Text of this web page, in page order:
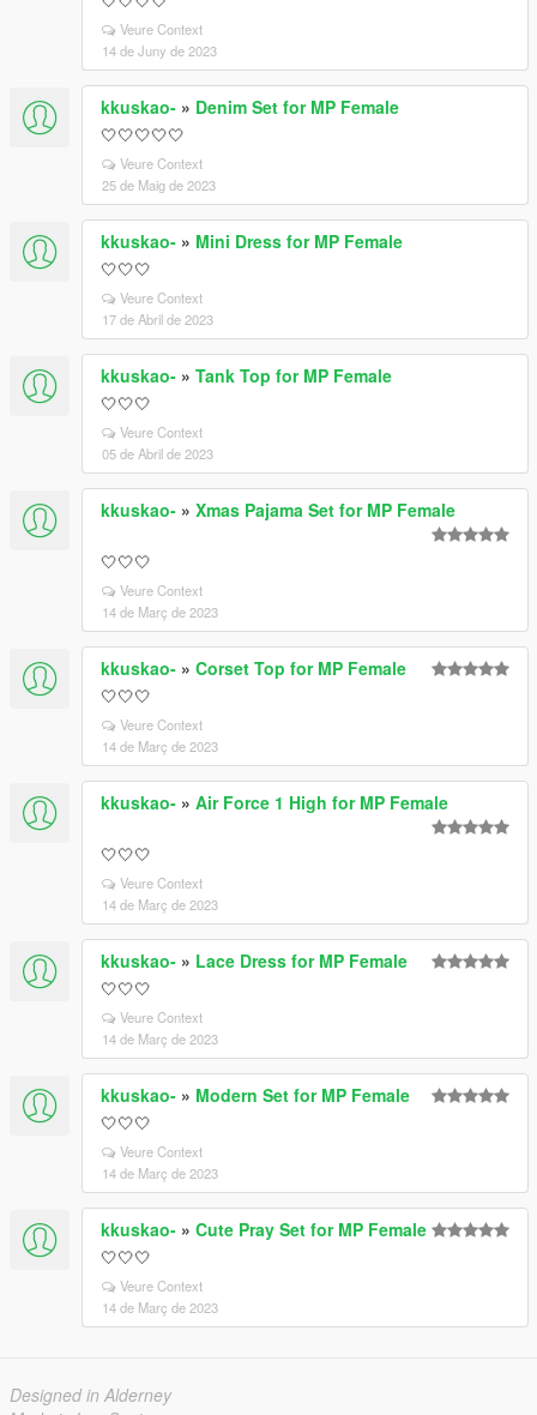
Veure Context
14 de Juny de 2023
kkuskao- » Denim Set for MP Female
🤍🤍🤍🤍🤍
Veure Context
25 de Maig de 2023
kkuskao- » Mini Dress for MP Female
🤍🤍🤍
Veure Context
17 de Abril de 2023
kkuskao- » Tank Top for MP Female
🤍🤍🤍
Veure Context
05 de Abril de 2023
kkuskao- » Xmas Pajama Set for MP Female
🤍🤍🤍
Veure Context
14 de Març de 2023
kkuskao- » Corset Top for MP Female
🤍🤍🤍
Veure Context
14 de Març de 2023
kkuskao- » Air Force 1 High for MP Female
🤍🤍🤍
Veure Context
14 de Març de 2023
kkuskao- » Lace Dress for MP Female
🤍🤍🤍
Veure Context
14 de Març de 2023
kkuskao- » Modern Set for MP Female
🤍🤍🤍
Veure Context
14 de Març de 2023
kkuskao- » Cute Pray Set for MP Female
🤍🤍🤍
Veure Context
14 de Març de 2023
Designed in Alderney